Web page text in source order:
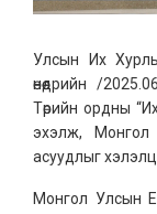
Улсын Их
өнөөдрийн /
Төрийн ордны
эхэлж, Монгол
асуудлыг
Монгол Улсын